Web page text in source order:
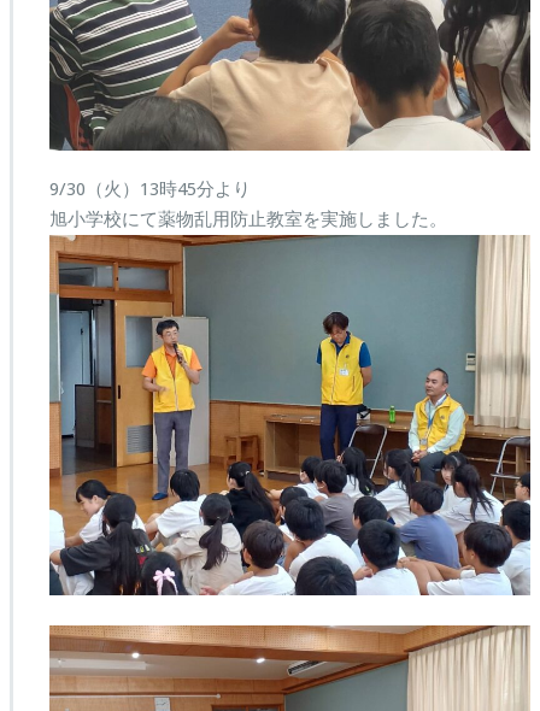
9/30（火）13時45分より
旭小学校にて薬物乱用防止教室を実施しました。